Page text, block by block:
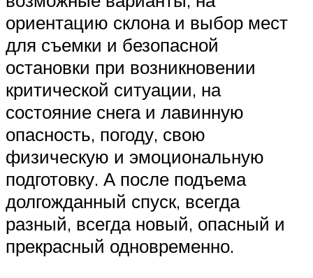
ориентацию склона и выбор мест
для съемки и безопасной
остановки при возникновении
критической ситуации, на
состояние снега и лавинную
опасность, погоду, свою
физическую и эмоциональную
подготовку. А после подъема
долгожданный спуск, всегда
разный, всегда новый, опасный и
прекрасный одновременно.